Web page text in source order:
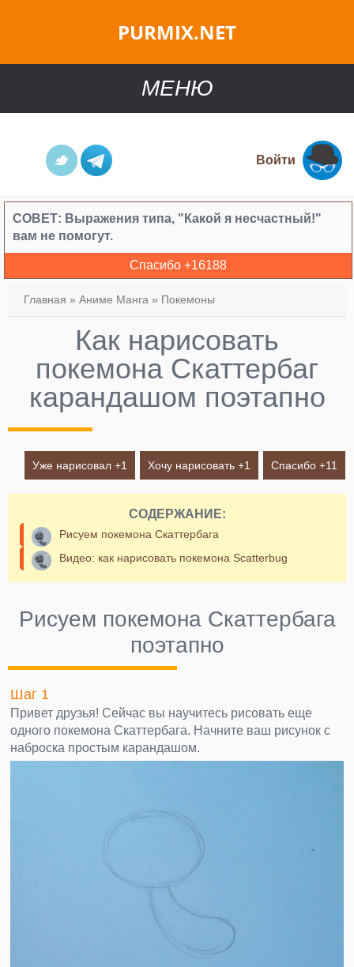
PURMIX.NET
МЕНЮ
Войти
СОВЕТ: Выражения типа, "Какой я несчастный!"
вам не помогут.
Спасибо +16188
Главная » Аниме Манга » Покемоны
Как нарисовать
покемона Скаттербаг
карандашом поэтапно
Уже нарисовал +1 Хочу нарисовать +1 Спасибо +11
СОДЕРЖАНИЕ:
Рисуем покемона Скаттербага
Видео: как нарисовать покемона Scatterbug
Рисуем покемона Скаттербага
поэтапно
Шаг 1
Привет друзья! Сейчас вы научитесь рисовать еще
одного покемона Скаттербага. Начните ваш рисунок с
наброска простым карандашом.